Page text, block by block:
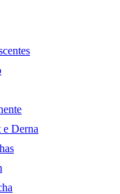
Derna